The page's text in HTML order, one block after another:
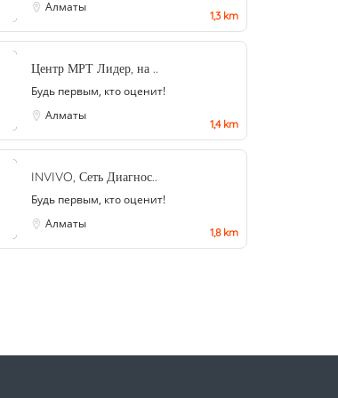
Алматы
1,3 km
Центр МРТ Лидер, на ..
Будь первым, кто оценит!
Алматы
1,4 km
INVIVO, Сеть Диагнос..
Будь первым, кто оценит!
Алматы
1,8 km